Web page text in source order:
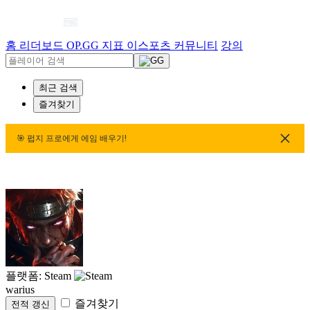
홈 리더보드 OP.GG 지표 이스포츠 커뮤니티 강의
최근 검색
즐겨찾기
🎯 펍지 프로에게 에임 배우기!
플랫폼: Steam
warius
전적 갱신 즐겨찾기